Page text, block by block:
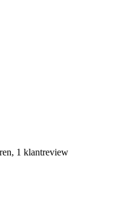
1 klantreview